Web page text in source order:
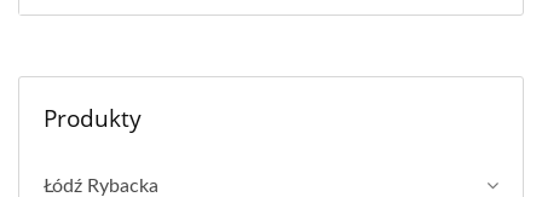
Produkty
Łódź Rybacka